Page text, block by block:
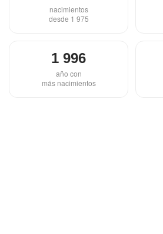
nacimientos
desde 1 975
1 996
año con
más nacimientos